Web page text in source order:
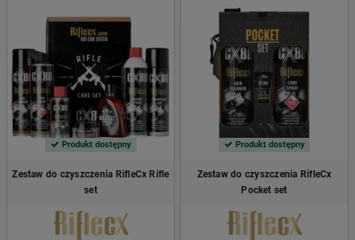
Produkt dostępny
Zestaw do czyszczenia RifleCx Rifle
set
Produkt dostępny
Zestaw do czyszczenia RifleCx
Pocket set